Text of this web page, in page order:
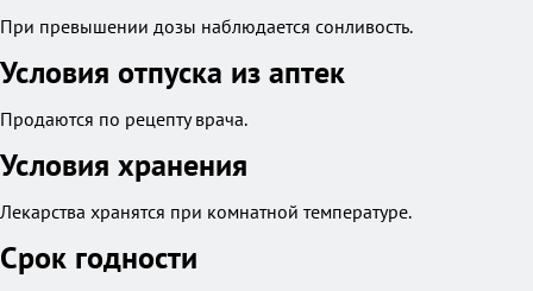
При превышении дозы наблюдается сонливость.
Условия отпуска из аптек
Продаются по рецепту врача.
Условия хранения
Лекарства хранятся при комнатной температуре.
Срок годности